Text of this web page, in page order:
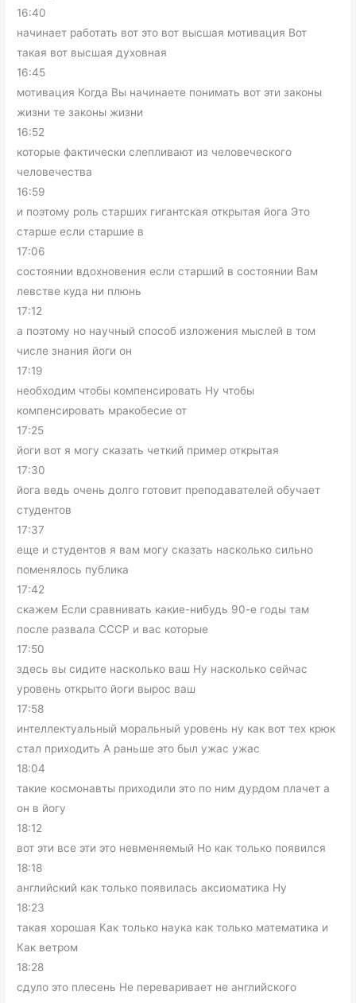
16:40
начинает работать вот это вот высшая мотивация Вот
такая вот высшая духовная
16:45
мотивация Когда Вы начинаете понимать вот эти законы
жизни те законы жизни
16:52
которые фактически слепливают из человеческого
человечества
16:59
и поэтому роль старших гигантская открытая йога Это
старше если старшие в
17:06
состоянии вдохновения если старший в состоянии Вам
левстве куда ни плюнь
17:12
а поэтому но научный способ изложения мыслей в том
числе знания йоги он
17:19
необходим чтобы компенсировать Ну чтобы
компенсировать мракобесие от
17:25
йоги вот я могу сказать четкий пример открытая
17:30
йога ведь очень долго готовит преподавателей обучает
студентов
17:37
еще и студентов я вам могу сказать насколько сильно
поменялось публика
17:42
скажем Если сравнивать какие-нибудь 90-е годы там
после развала СССР и вас которые
17:50
здесь вы сидите насколько ваш Ну насколько сейчас
уровень открыто йоги вырос ваш
17:58
интеллектуальный моральный уровень ну как вот тех крюк
стал приходить А раньше это был ужас ужас
18:04
такие космонавты приходили это по ним дурдом плачет а
он в йогу
18:12
вот эти все эти это невменяемый Но как только появился
18:18
английский как только появилась аксиоматика Ну
18:23
такая хорошая Как только наука как только математика и
Как ветром
18:28
сдуло это плесень Не переваривает не английского